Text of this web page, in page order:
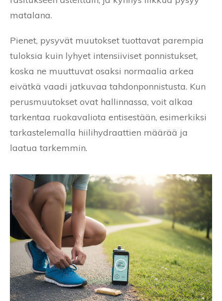
matalana.
Pienet, pysyvät muutokset tuottavat parempia
tuloksia kuin lyhyet intensiiviset ponnistukset,
koska ne muuttuvat osaksi normaalia arkea
eivätkä vaadi jatkuvaa tahdonponnistusta. Kun
perusmuutokset ovat hallinnassa, voit alkaa
tarkentaa ruokavaliota entisestään, esimerkiksi
tarkastelemalla hiilihydraattien määrää ja
laatua tarkemmin.